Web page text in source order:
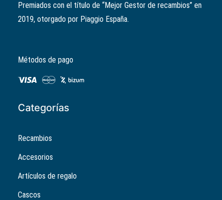
original
era:
actual
Premiados con el título de “Mejor Gestor de recambios” en
2019, otorgado por Piaggio España.
Métodos de pago
Categorías
Recambios
Accesorios
Artículos de regalo
Cascos